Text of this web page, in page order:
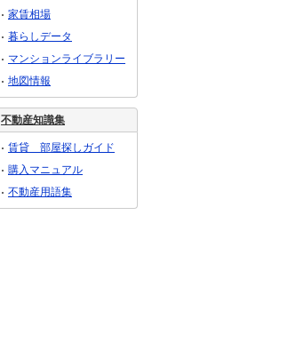
0.50万円
物件種別 貸駐車場
使用面積 -
家賃相場
暮らしデータ
マンションライブラリー
地図情報
不動産知識集
賃貸 部屋探しガイド
購入マニュアル
不動産用語集